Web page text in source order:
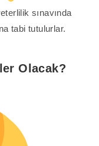
sınavında
tabi tutulurlar.
Olacak?